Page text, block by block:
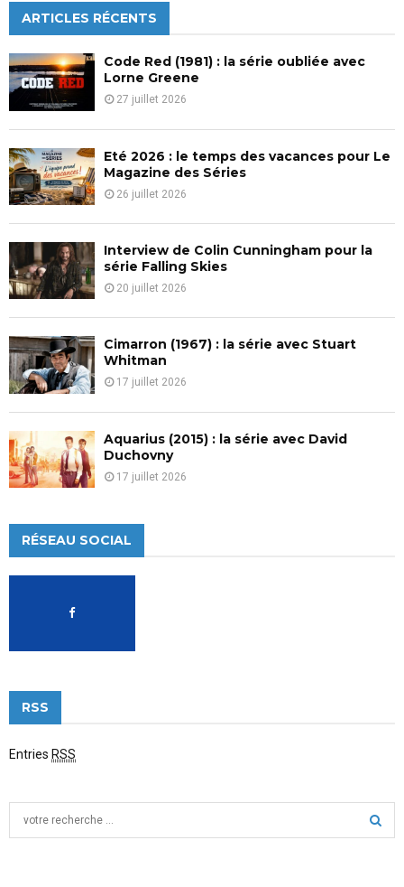
h
f
o
r
:
C
H
ARTICLES RÉCENTS
Code Red (1981) : la série oubliée avec
Lorne Greene
27 juillet 2026
Eté 2026 : le temps des vacances pour Le
Magazine des Séries
26 juillet 2026
Interview de Colin Cunningham pour la
série Falling Skies
20 juillet 2026
Cimarron (1967) : la série avec Stuart
Whitman
17 juillet 2026
Aquarius (2015) : la série avec David
Duchovny
17 juillet 2026
RÉSEAU SOCIAL
RSS
Entries RSS